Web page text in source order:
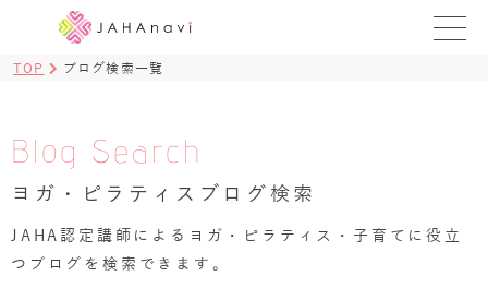
福島県ヨガ教室 メニュー
ブログ一覧
レッスン一覧
ギャラリー
TOP ブログ検索一覧
Blog Search
ヨガ・ピラティスブログ検索
JAHA認定講師によるヨガ・ピラティス・子育てに役立
つブログを検索できます。